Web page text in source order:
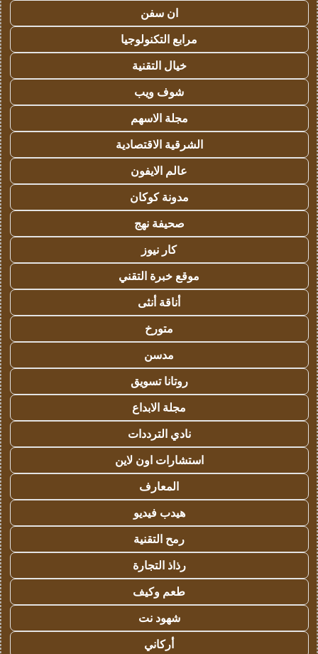
ان سفن
مرابع التكنولوجيا
خيال التقنية
شوف ويب
مجلة الاسهم
الشرقية الاقتصادية
عالم الايفون
مدونة كوكان
صحيفة نهج
كار نيوز
موقع خبرة التقني
أناقة أنثى
متورخ
مدسن
روتانا تسويق
مجلة الابداع
نادي الترددات
استشارات اون لاين
المعارف
هيدب فيديو
رمح التقنية
رذاذ التجارة
طعم وكيف
شهود نت
أركاني